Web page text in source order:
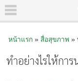
หน้าแรก» สื่อสุขภาพ»
ทำอย่างไรให้ก